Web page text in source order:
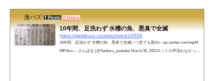
激バズ 7 Posts 2 Users
10年間、足洗わず 水槽の魚、悪臭で全滅
https://gekibuzz.com/archives/10556
10年間、足洗わず 水槽の魚、悪臭で全滅いつ見ても面白い pic.twitter.com/eqsM
09Fhkm— さんぼる (@Sanboru_youtube) March 30, 2022ネットの声洗わなかった